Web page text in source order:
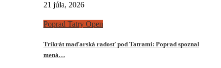
21 júla, 2026
Poprad Tatry Open
Trikrát maďarská radosť pod Tatrami: Poprad spoznal
mená…